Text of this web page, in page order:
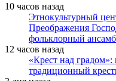
10 часов назад
Этнокультурный
Преображения
фольклорный
12 часов назад
«Крест над градом»:
традиционный